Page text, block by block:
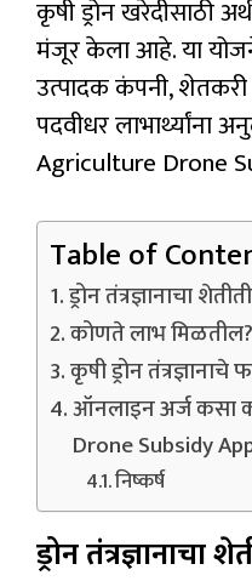
कृषी ड्रोन खरेदीसाठी
मंजूर केला आहे. या
उत्पादक कंपनी,
पदवीधर लाभार्थ्यांना
Agriculture Drone
Table of
ड्रोन तंत्रज्ञानाचा
कोणते लाभ मिळतील?
कृषी ड्रोन तंत्रज्ञानाचे
ऑनलाइन अर्ज कसा
Drone Subsidy
निष्कर्ष
ड्रोन तंत्रज्ञानाचा